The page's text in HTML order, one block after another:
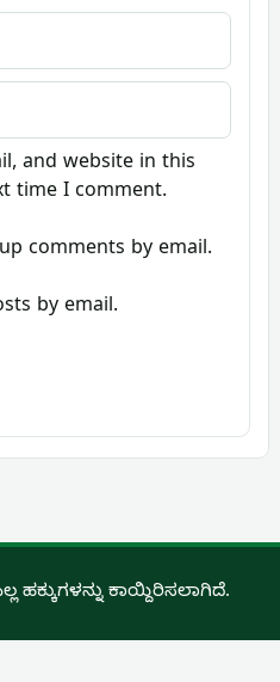
and website in this
time I comment.
comments by email.
by email.
ಹಕ್ಕುಗಳನ್ನು ಕಾಯ್ದಿರಿಸಲಾಗಿದೆ.